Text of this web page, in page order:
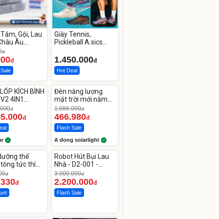
Gội, Lau
Âu
100%
Mềm Mịn
đ
đ
Giày Tennis,
Pickleball A.sics
Các Phối Màu
1.450.000đ
Hot Deal
KÍCH BÌNH
4IN1
đ
đ
-56%
Đèn năng lượng
mặt trời mới năm
2026 có 120 viên
LED lớn
1.086.000đ
466.980đ
Flash Sale
A dong solarlight
thể
tức thì
Body
đ
đ
-26%
Robot Hút Bụi Lau
Nhà - D2-001 -
Thông Minh
3.000.000đ
2.200.000đ
Flash Sale